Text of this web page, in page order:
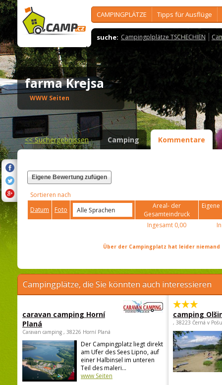
CAMPINGPLÄTZE Tipps für Ausflüge
suche: Campingplplätze TSCHECHIEN
farma Krejsa
WWW Seiten
<<Suchergebnissen Camping Kommentare
Eigene Bewertung zufügen
Sortieren nach
Datum
Foto
Areal- der
Gesamteindruck
Ingesamt 0,00
Über der Campingplatz hat leider
Campingplätze, die Sie könnten auch interessieren
caravan camping Horní
Planá
Caravan camping , 38226 Horní Planá
Der Campingplatz liegt direkt
am Ufer des Sees Lipno, auf
einer Halbinsel im unteren
Teil des maleri...
www Seiten
camping
, 38223 Černá v